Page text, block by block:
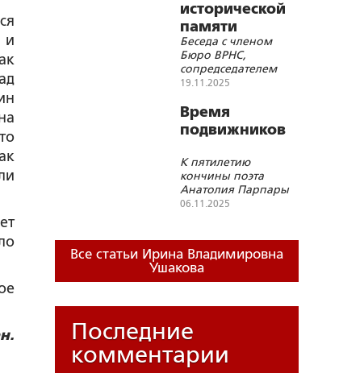
и
исторической
памяти
должна быть
главной в
воспитании
Беседа с членом
Бюро ВРНС,
сопредседателем
«Союза
женщин»
19.11.2025
Время
подвижников
К пятилетию
кончины поэта
Анатолия Парпары
(1940–2020)
06.11.2025
Все статьи Ирина Владимировна
Ушакова
Последние
комментарии